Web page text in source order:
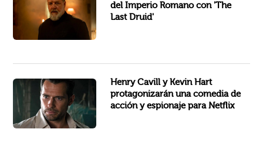
del Imperio Romano con 'The
Last Druid'
Henry Cavill y Kevin Hart
protagonizarán una comedia de
acción y espionaje para Netflix
Basada en un relato corto de Sean Lewis, la película de McG narra la historia de dos espías rivales que se conocen en...